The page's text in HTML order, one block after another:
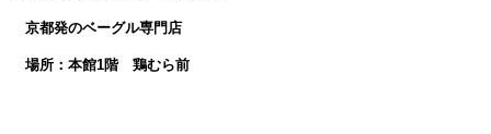
京都発のベーグル専門店
場所：本館1階 鶏むら前